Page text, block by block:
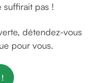
suffirait pas !
détendez-vous
pour vous.